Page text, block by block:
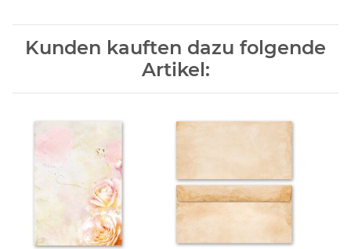
Kunden kauften dazu folgende
Artikel: